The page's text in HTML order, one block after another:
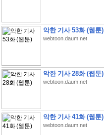
악한 기사 53화 (웹툰)
webtoon.daum.net
악한 기사 28화 (웹툰)
webtoon.daum.net
악한 기사 41화 (웹툰)
webtoon.daum.net